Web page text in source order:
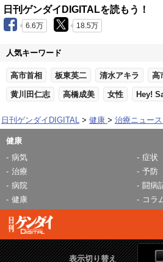
日刊ゲンダイDIGITALを読もう！
6.6万 18.5万
人気キーワード
高市首相 板東英二 清水アキラ 高
黄川田仁志 高橋成美 女性 Hey!
日刊ゲンダイDIGITAL 健康 治療ニュース
健康
病気
症状
治療
予防
病院
闘病
健康
コラ
表示切り替え